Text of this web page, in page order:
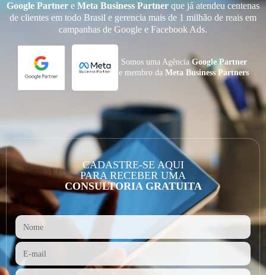
Google Partner e Meta Business Partner que já atendeu centenas
de clientes em todo Brasil e gerencia mais de 1 milhão de reais em
campanhas de Google e Facebook Ads.
Somos uma AgênciaGoogle Partner
e membro daMeta Business Partners
CADASTRE-SE AQUI
PARA RECEBER UMA
CONSULTORIA GRATUITA